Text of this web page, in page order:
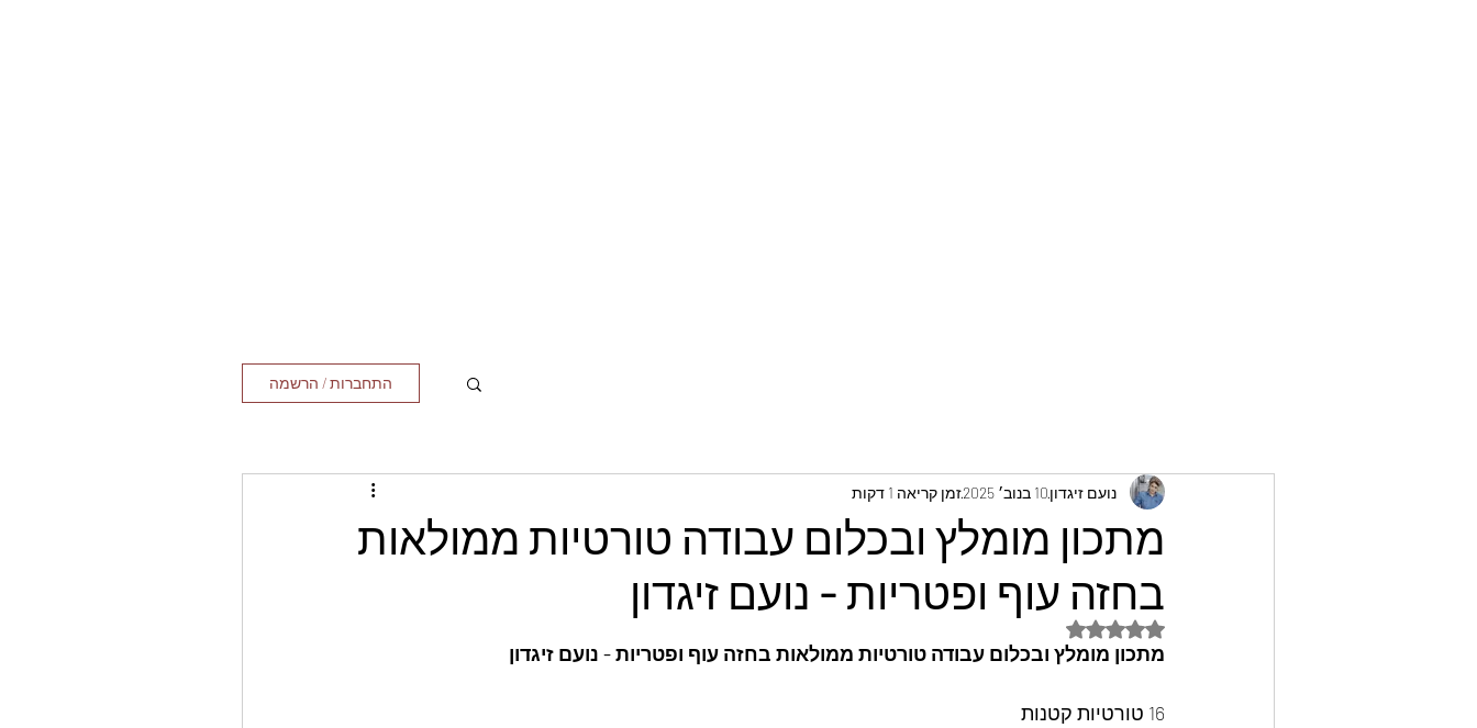
התחברות / הרשמה
מתכון מומלץ ובכלום עבודה טורטיות ממולאות
בחזה עוף ופטריות - נועם זיגדון
נועם זיגדון10 בנוב׳ 2025 זמן קריאה 1 דקות
דירוג של NaN מתוך 5 כוכבים
מתכון מומלץ ובכלום עבודה טורטיות ממולאות בחזה עוף ופטריות - נועם זיגדון
16 טורטיות קטנות